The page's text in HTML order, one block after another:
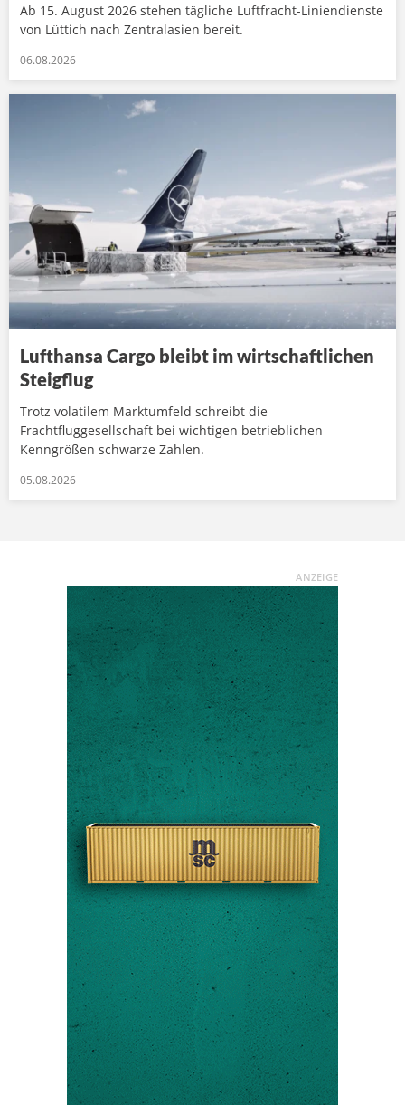
Ab 15. August 2026 stehen tägliche Luftfracht-Liniendienste
von Lüttich nach Zentralasien bereit.
06.08.2026
Lufthansa Cargo bleibt im wirtschaftlichen
Steigflug
Trotz volatilem Marktumfeld schreibt die
Frachtfluggesellschaft bei wichtigen betrieblichen
Kenngrößen schwarze Zahlen.
05.08.2026
ANZEIGE